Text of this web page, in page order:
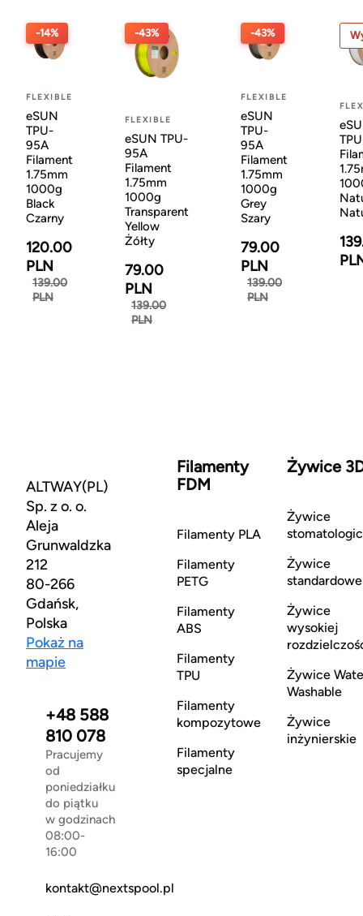
-14%
FLEXIBLE
eSUN
TPU-
95A
Filament
1.75mm
1000g
Black
Czarny
120.00
PLN
139.00
PLN
-43%
FLEXIBLE
eSUN TPU-
95A
Filament
1.75mm
1000g
Transparent
Yellow
Żółty
79.00
PLN
139.00
PLN
-43%
FLEXIBLE
eSUN
TPU-
95A
Filament
1.75mm
1000g
Grey
Szary
79.00
PLN
139.00
PLN
ALTWAY(PL)
Sp. z o. o.
Aleja
Grunwaldzka
212
80-266
Gdańsk,
Polska
Pokaż na
mapie
+48 588
810 078
Pracujemy
od
poniedziałku
do piątku
w godzinach
08:00-
16:00
kontakt@nextspool.pl
Filamenty
FDM
Filamenty PLA
Filamenty
PETG
Filamenty
ABS
Filamenty
TPU
Filamenty
kompozytowe
Filamenty
specjalne
Żywice
Żywice
Żywice
standardowe
Żywice
wysokiej
Żywice
Washable
Żywice
inżynierskie